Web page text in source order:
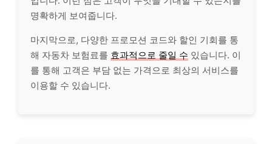
명확하게 보여줍니다.
마지막으로, 다양한 프로모션 코드와 할인 기회를 통
해 자동차 보험료를 효과적으로 줄일 수 있습니다. 이
를 통해 고객은 부담 없는 가격으로 최상의 서비스를
이용할 수 있습니다.